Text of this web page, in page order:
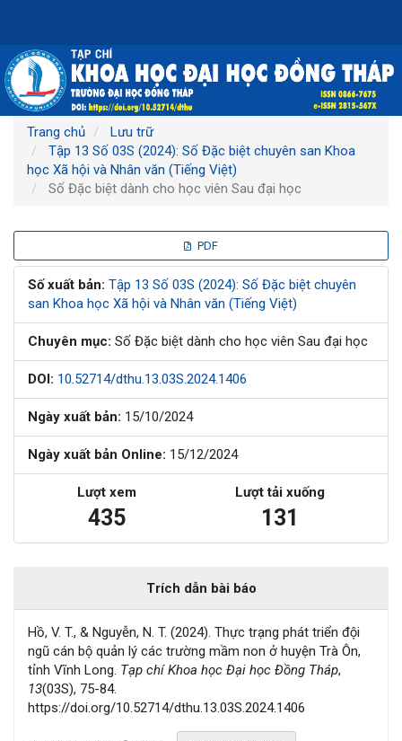
chính
Nội
dung
chính
Thanh
bên
Trang chủ
Lưu trữ
Tập 13 Số 03S (2024): Số Đặc biệt chuyên san Khoa
học Xã hội và Nhân văn (Tiếng Việt)
Số Đặc biệt dành cho học viên Sau đại học
bên
bài
viết
PDF
Số xuất bản: Tập 13 Số 03S (2024): Số Đặc biệt chuyên
san Khoa học Xã hội và Nhân văn (Tiếng Việt)
Chuyên mục: Số Đặc biệt dành cho học viên Sau đại học
DOI: 10.52714/dthu.13.03S.2024.1406
Ngày xuất bản: 15/10/2024
Ngày xuất bản Online: 15/12/2024
Lượt xem
435
Lượt tải xuống
131
Trích dẫn bài báo
Hồ, V. T., & Nguyễn, N. T. (2024). Thực trạng phát triển đội
ngũ cán bộ quản lý các trường mầm non ở huyện Trà Ôn,
tỉnh Vĩnh Long. Tạp chí Khoa học Đại học Đồng Tháp,
13(03S), 75-84.
https://doi.org/10.52714/dthu.13.03S.2024.1406